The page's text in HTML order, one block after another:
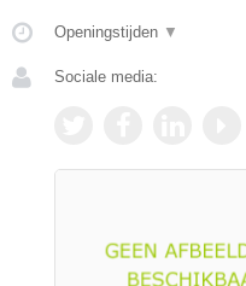
Openingstijden ▼
Sociale media: